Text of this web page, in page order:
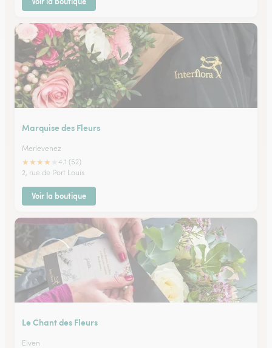
Marquise des Fleurs
Merlevenez
★★★★
4.1 (52)
2, rue de Port Louis
Voir la boutique
Le Chant des Fleurs
Elven